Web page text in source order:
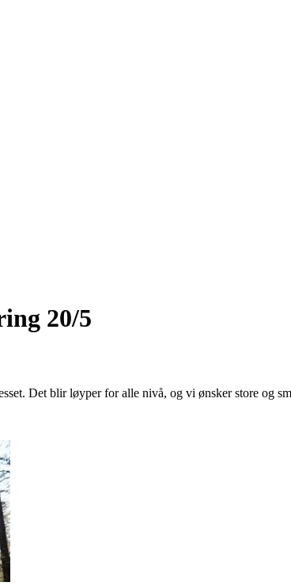
20/5
Det blir løyper for alle nivå, og vi ønsker store og